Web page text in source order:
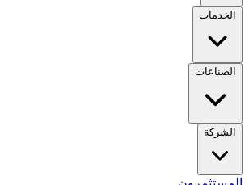
الخدمات
الصناعات
الشركة